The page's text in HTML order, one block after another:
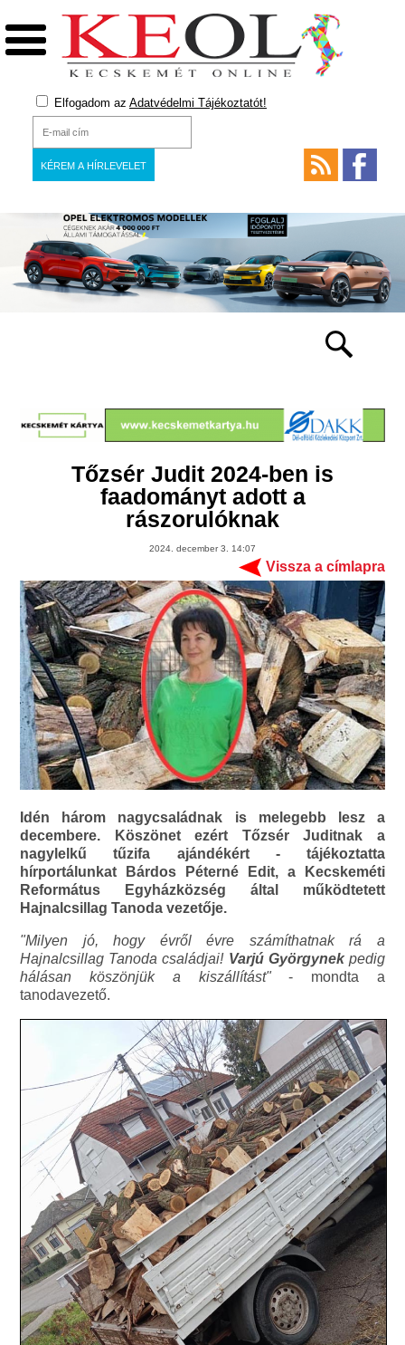
Elfogadom az Adatvédelmi Tájékoztatót!
Tőzsér Judit 2024-ben is
faadományt adott a
rászorulóknak
2024. december 3. 14:07
Vissza a címlapra
Idén három nagycsaládnak is melegebb lesz a
decembere. Köszönet ezért Tőzsér Juditnak a
nagylelkű tűzifa ajándékért - tájékoztatta
hírportálunkat Bárdos Péterné Edit, a Kecskeméti
Református Egyházközség által működtetett
Hajnalcsillag Tanoda vezetője.
"Milyen jó, hogy évről évre számíthatnak rá a
Hajnalcsillag Tanoda családjai! Varjú Györgynekpedig
hálásan köszönjük a kiszállítást"- mondta a
tanodavezető.